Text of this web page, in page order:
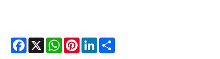
Facebook WhatsAppPinterestLinkedIn